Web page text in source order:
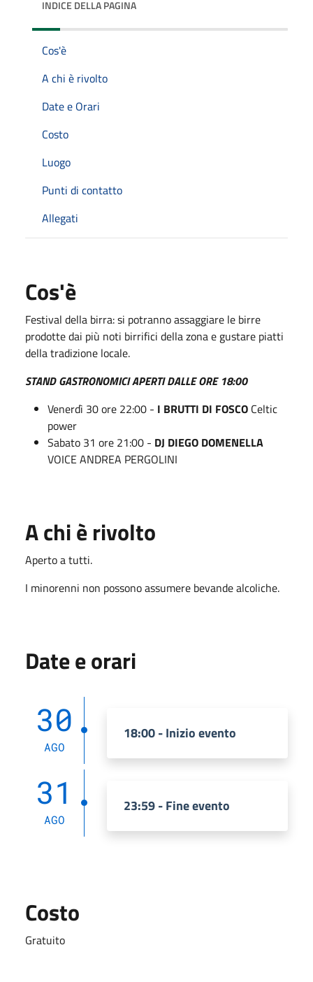
INDICE DELLA PAGINA
Cos'è
A chi è rivolto
Date e Orari
Costo
Luogo
Punti di contatto
Allegati
Cos'è
Festival della birra: si potranno assaggiare le birre
prodotte dai più noti birrifici della zona e gustare piatti
della tradizione locale.
STAND GASTRONOMICI APERTI DALLE ORE 18:00
Venerdì 30 ore 22:00 - I BRUTTI DI FOSCO Celtic
power
Sabato 31 ore 21:00 - DJ DIEGO DOMENELLA
VOICE ANDREA PERGOLINI
A chi è rivolto
Aperto a tutti.
I minorenni non possono assumere bevande alcoliche.
Date e orari
30
AGO
18:00 - Inizio evento
31
AGO
23:59 - Fine evento
Costo
Gratuito